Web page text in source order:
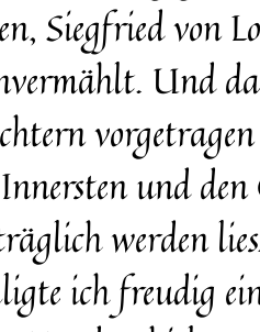
Siegfried von
Und
und den
werden
ich freudig